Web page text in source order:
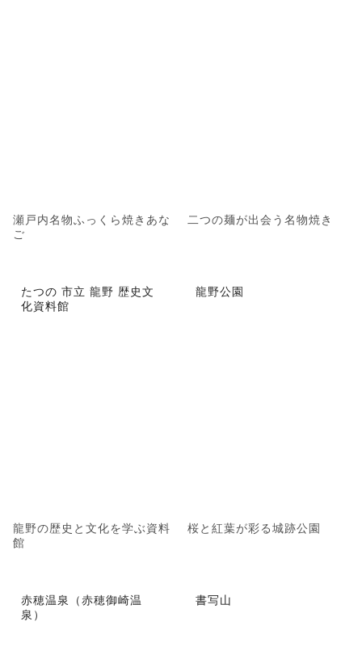
瀬戸内名物ふっくら焼きあな
ご
二つの麺が出会う名物焼き
たつの 市立 龍野 歴史文
化資料館
龍野の歴史と文化を学ぶ資料
館
龍野公園
桜と紅葉が彩る城跡公園
赤穂温泉（赤穂御崎温
泉）
書写山